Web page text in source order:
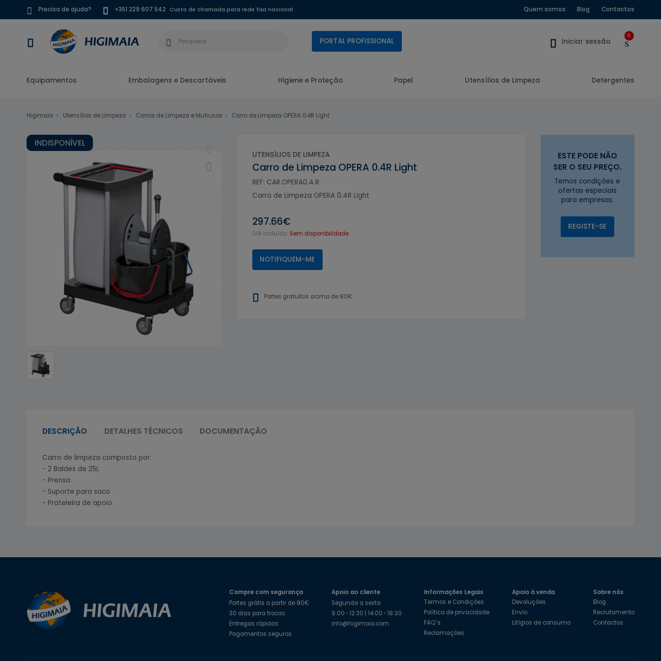
Precisa de ajuda? +351 229 607 542 Custo de chamada para rede fixa nacional Quem somos Blog Contactos
PORTAL PROFISSIONAL Iniciar sessão
0
Equipamentos Embalagens e Descartáveis Higiene e Proteção Papel Utensílios de Limpeza Detergentes
Higimaia Utensílios de Limpeza Carros de Limpeza e Mutiusos Carro de Limpeza OPERA 0.4R Light
INDISPONÍVEL
UTENSÍLIOS DE LIMPEZA
Carro de Limpeza OPERA 0.4R Light
REF: CAR.OPERA0.4.R
Carro de Limpeza OPERA 0.4R Light
297.66€
IVA incluído. Sem disponibilidade
NOTIFIQUEM-ME
Portes gratuitos acima de 80€
ESTE PODE NÃO
SER O SEU PREÇO.
Temos condições e
ofertas especiais
para empresas.
REGISTE-SE
DESCRIÇÃO DETALHES TÉCNICOS DOCUMENTAÇÃO
Carro de limpeza composto por:
- 2 Baldes de 25L
- Prensa
- Suporte para saco
- Prateleira de apoio
Compre com segurança
Portes grátis a partir de 80€
30 dias para trocas
Entregas rápidas
Pagamentos seguros
Apoio ao cliente
Segunda a sexta
9:00 › 12:30 | 14:00 › 18:30
info@higimaia.com
Informações Legais
Termos e Condições
Política de privacidade
FAQ´s
Reclamações
Apoio à venda
Devoluções
Envio
Litígios de consumo
Sobre nós
Blog
Recrutamento
Contactos